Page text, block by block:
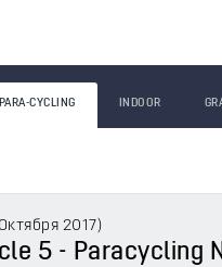
PARA-CYCLING INDOOR
2017)
5 - Paracycling